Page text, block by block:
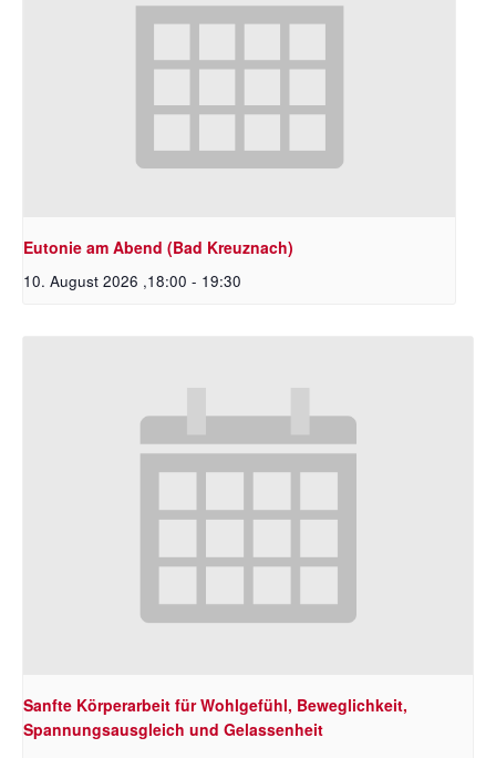
Eutonie am Abend (Bad Kreuznach)
10. August 2026 ,18:00 - 19:30
Sanfte Körperarbeit für Wohlgefühl, Beweglichkeit,
Spannungsausgleich und Gelassenheit